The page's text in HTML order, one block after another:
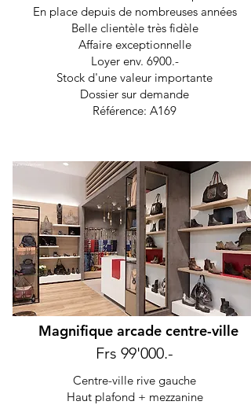
En place depuis de nombreuses années
Belle clientèle très fidèle
Affaire exceptionnelle
Loyer env. 6900.-
Stock d'une valeur importante
Dossier sur demande
Référence: A169
Magnifique arcade centre-ville
Frs 99'000.-
Centre-ville rive gauche
Haut plafond + mezzanine